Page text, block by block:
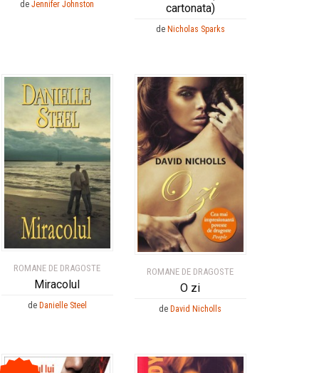
deJennifer Johnston
cartonata)
de Nicholas Sparks
ROMANE DE DRAGOSTE
Miracolul
de Danielle Steel
ROMANE DE DRAGOSTE
O zi
de David Nicholls